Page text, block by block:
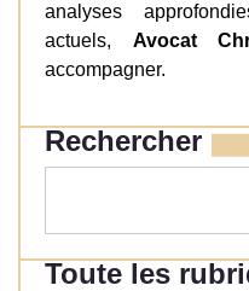
analyses
actuels, Avocat
accompagner.
Rechercher
Toute les